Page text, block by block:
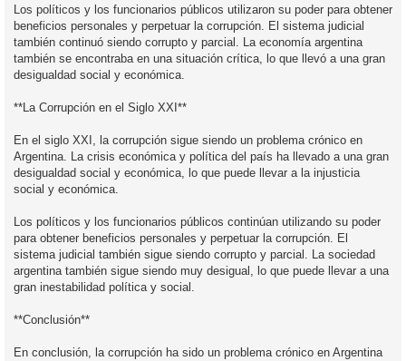
Los políticos y los funcionarios públicos utilizaron su poder para obtener
beneficios personales y perpetuar la corrupción. El sistema judicial
también continuó siendo corrupto y parcial. La economía argentina
también se encontraba en una situación crítica, lo que llevó a una gran
desigualdad social y económica.
**La Corrupción en el Siglo XXI**
En el siglo XXI, la corrupción sigue siendo un problema crónico en
Argentina. La crisis económica y política del país ha llevado a una gran
desigualdad social y económica, lo que puede llevar a la injusticia
social y económica.
Los políticos y los funcionarios públicos continúan utilizando su poder
para obtener beneficios personales y perpetuar la corrupción. El
sistema judicial también sigue siendo corrupto y parcial. La sociedad
argentina también sigue siendo muy desigual, lo que puede llevar a una
gran inestabilidad política y social.
**Conclusión**
En conclusión, la corrupción ha sido un problema crónico en Argentina